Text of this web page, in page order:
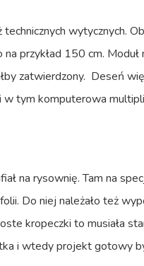
wytycznych.
na przykład 150 cm.
zatwierdzony. Deseń
tym komputerowa
na rysownię. Tam na
Do niej należało też
kropeczki to musiała
i wtedy projekt gotowy